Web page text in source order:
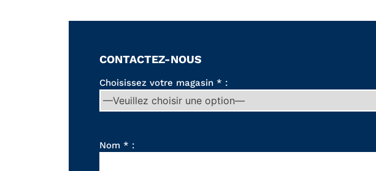
CONTACTEZ-NOUS
Choisissez votre magasin * :
Nom * :